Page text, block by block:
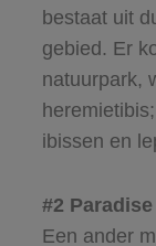
bestaat uit
gebied. Er
natuurpark,
ibissen en
#2
Een ander